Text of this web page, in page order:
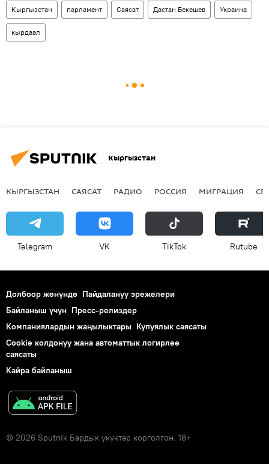
Кыргызстан парламент Саясат Дастан Бекешев Украина
кырдаал
Кыргызстан
КЫРГЫЗСТАН САЯСАТ РАДИО РОССИЯ МИГРАЦИЯ
Telegram VK ТikТоk Rutube
Долбоор жөнүндө Пайдалануу эрежелери
Байланыш үчүн Пресс-релиздер
Компаниялардын жаңылыктары Купуялык саясаты
Cookie колдонуу жана автоматтык логирлөө
саясаты
Кайра байланыш
© 2026 Sputnik Бардык укуктар корголгон. 18+